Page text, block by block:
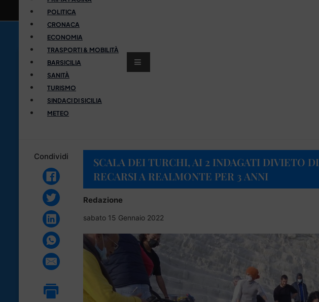
POLITICA
CRONACA
ECONOMIA
TRASPORTI & MOBILITÀ
BARSICILIA
SANITÀ
TURISMO
SINDACI DI SICILIA
METEO
Condividi
SCALA DEI TURCHI, AI 2 INDAGATI DIVIETO DI
RECARSI A REALMONTE PER 3 ANNI
Redazione
sabato 15 Gennaio 2022